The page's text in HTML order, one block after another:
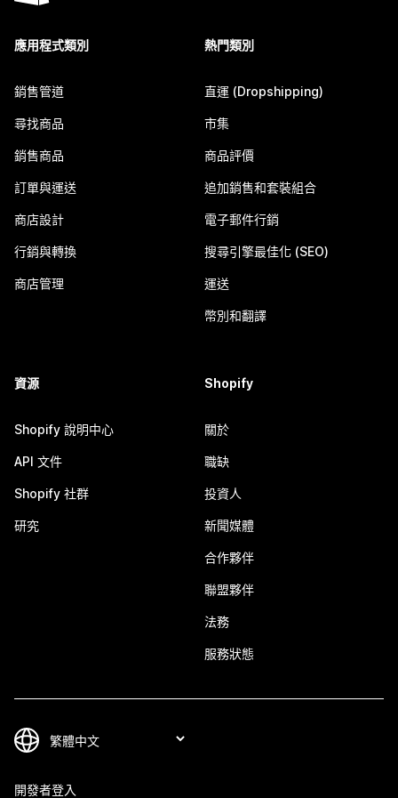
應用程式類別
銷售管道
尋找商品
銷售商品
訂單與運送
商店設計
行銷與轉換
商店管理
熱門類別
直運 (Dropshipping)
市集
商品評價
追加銷售和套裝組合
電子郵件行銷
搜尋引擎最佳化 (SEO)
運送
幣別和翻譯
資源
Shopify 說明中心
API 文件
Shopify 社群
研究
Shopify
關於
職缺
投資人
新聞媒體
合作夥伴
聯盟夥伴
法務
服務狀態
開發者登入